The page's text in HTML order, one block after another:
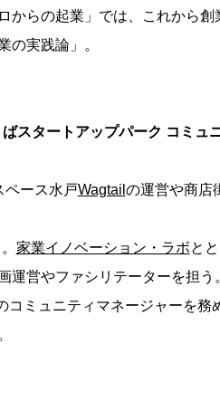
からの起業」では、これから創
の実践論」。
スタートアップパーク コミュ
ペース水戸Wagtail の運営や商店
家業イノベーション・ラボと
運営やファシリテーターを担う
ミュニティマネージャーを務